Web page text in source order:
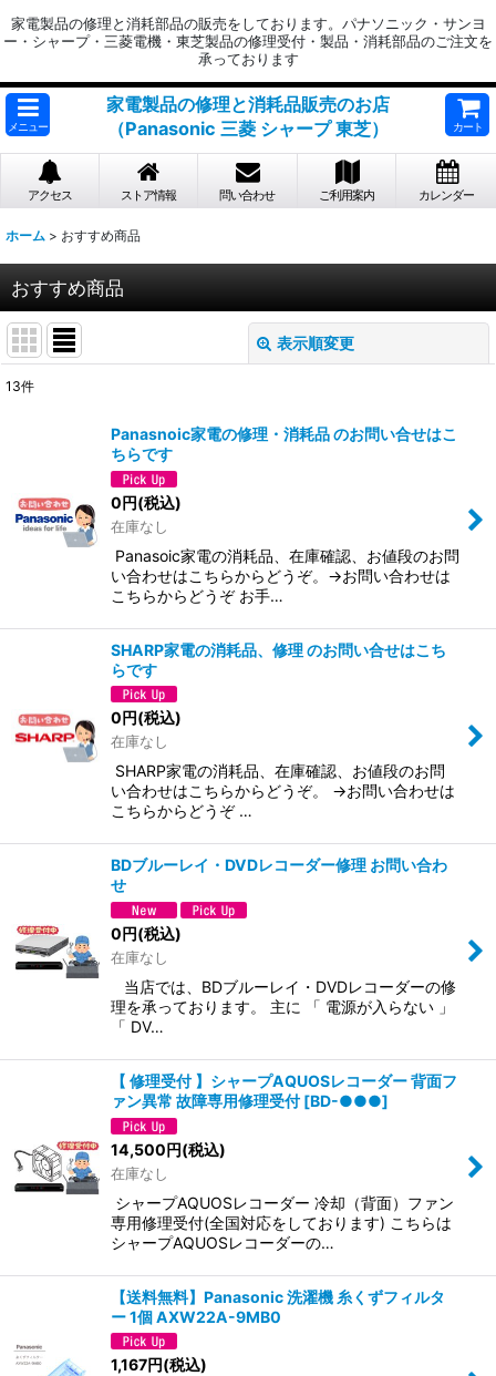
家電製品の修理と消耗部品の販売をしております。パナソニック・サンヨ
ー・シャープ・三菱電機・東芝製品の修理受付・製品・消耗部品のご注文を
承っております
メニュー
家電製品の修理と消耗品販売のお店
（Panasonic 三菱 シャープ 東芝）
カート
アクセス ストア情報 問い合わせ ご利用案内 カレンダー
ホーム > おすすめ商品
おすすめ商品
表示順変更
13件
Panasnoic家電の修理・消耗品 のお問い合せはこ
ちらです
0円(税込)
在庫なし
Panasoic家電の消耗品、在庫確認、お値段のお問
い合わせはこちらからどうぞ。→お問い合わせは
こちらからどうぞ お手…
SHARP家電の消耗品、修理 のお問い合せはこち
らです
0円(税込)
在庫なし
SHARP家電の消耗品、在庫確認、お値段のお問
い合わせはこちらからどうぞ。 →お問い合わせは
こちらからどうぞ …
BDブルーレイ・DVDレコーダー修理 お問い合わ
せ
0円(税込)
在庫なし
当店では、BDブルーレイ・DVDレコーダーの修
理を承っております。 主に 「 電源が入らない 」
「 DV…
【 修理受付 】シャープAQUOSレコーダー 背面フ
ァン異常 故障専用修理受付 [BD-●●●]
14,500円(税込)
在庫なし
シャープAQUOSレコーダー 冷却（背面）ファン
専用修理受付(全国対応をしております) こちらは
シャープAQUOSレコーダーの…
【送料無料】Panasonic 洗濯機 糸くずフィルタ
ー 1個 AXW22A-9MB0
1,167円(税込)